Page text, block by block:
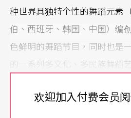
种世界具独特个性的舞蹈元素
伯、西班牙、韩国、中国）编
色鲜明的舞蹈节目，同时也是
的一系列多文化、多民族舞蹈
闹、有趣，亲近一般大众，让
看到多种民族不同的舞蹈艺术
欢迎加入付费会员